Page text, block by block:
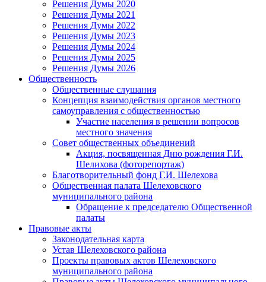
Решения Думы 2020
Решения Думы 2021
Решения Думы 2022
Решения Думы 2023
Решения Думы 2024
Решения Думы 2025
Решения Думы 2026
Общественность
Общественные слушания
Концепция взаимодействия органов местного
самоуправления с общественностью
Участие населения в решении вопросов
местного значения
Совет общественных объединений
Акция, посвященная Дню рождения Г.И.
Шелихова (фоторепортаж)
Благотворительный фонд Г.И. Шелехова
Общественная палата Шелеховского
муниципального района
Обращение к председателю Общественной
палаты
Правовые акты
Законодательная карта
Устав Шелеховского района
Проекты правовых актов Шелеховского
муниципального района